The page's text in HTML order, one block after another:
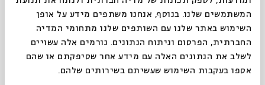
המשתמשים שלנו. בנוסף, אנחנו משתפים מידע על אופן
השימוש באתר שלנו עם השותפים שלנו מתחומי המדיה
החברתית, הפרסום וניתוח הנתונים. גורמים אלה עשויים
לשלב את הנתונים האלה עם מידע אחר שסיפקתם או שהם
אספו בעקבות השימוש שעשיתם בשירותים שלהם.
ד"ר דוד כהן צמח
12.01.25
סגור